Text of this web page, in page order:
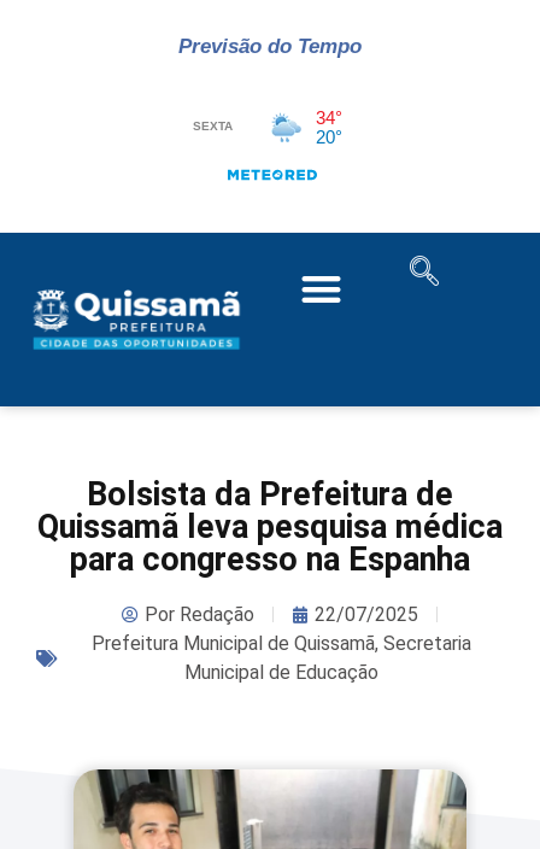
Previsão do Tempo
Bolsista da Prefeitura de
Quissamã leva pesquisa médica
para congresso na Espanha
PorRedação
22/07/2025
Prefeitura Municipal de Quissamã, Secretaria
Municipal de Educação